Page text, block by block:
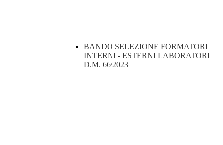
BANDO SELEZIONE FORMATORI
INTERNI - ESTERNI LABORATORI
D.M. 66/2023